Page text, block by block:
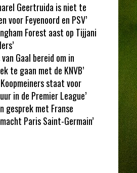
Geertruida is niet te
voor Feyenoord en PSV’
Forest aast op Tijjani
van Gaal bereid om in
te gaan met de KNVB’
Koopmeiners staat voor
in de Premier League’
gesprek met Franse
Paris Saint-Germain’